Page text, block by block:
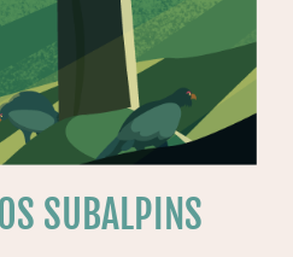
SUBALPINS